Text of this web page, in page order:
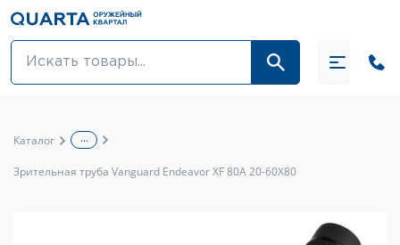
Оптовикам
Каталог ...
Зрительная труба Vanguard Endeavor XF 80A 20-60X80